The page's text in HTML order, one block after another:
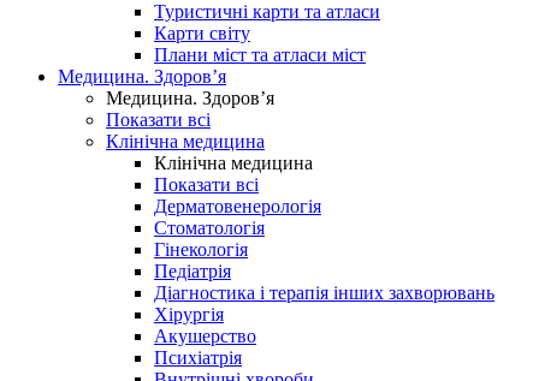
Туристичні карти та атласи
Карти світу
Плани міст та атласи міст
Медицина. Здоров’я
Медицина. Здоров’я
Показати всі
Клінічна медицина
Клінічна медицина
Показати всі
Дерматовенерологія
Стоматологія
Гінекологія
Педіатрія
Діагностика і терапія інших захворювань
Хірургія
Акушерство
Психіатрія